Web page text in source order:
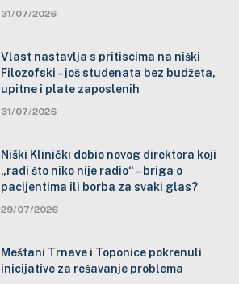
31/07/2026
Vlast nastavlja s pritiscima na niški
Filozofski – još studenata bez budžeta,
upitne i plate zaposlenih
31/07/2026
Niški Klinički dobio novog direktora koji
„radi što niko nije radio“ – briga o
pacijentima ili borba za svaki glas?
29/07/2026
Meštani Trnave i Toponice pokrenuli
inicijative za rešavanje problema